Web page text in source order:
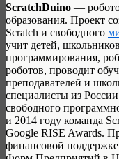
ScratchDuino —
образования. Проект
Scratch и свободного
учит детей,
программирования,
роботов, проводит
преподавателей и
специалисты из
свободного
и 2014 году команда
Google RISE Awards.
финансовой